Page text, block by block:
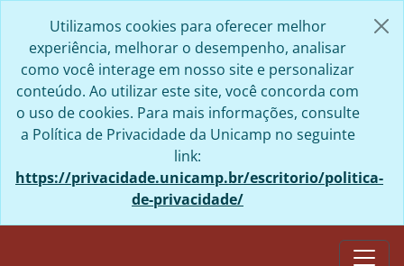
Utilizamos cookies para oferecer melhor
experiência, melhorar o desempenho, analisar
como você interage em nosso site e personalizar
conteúdo. Ao utilizar este site, você concorda com
o uso de cookies. Para mais informações, consulte
a Política de Privacidade da Unicamp no seguinte
link:
https://privacidade.unicamp.br/escritorio/politica-
de-privacidade/